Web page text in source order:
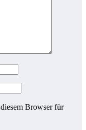
Browser für